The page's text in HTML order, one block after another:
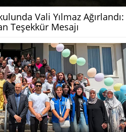
Vali Yılmaz Ağırlandı:
Teşekkür Mesajı